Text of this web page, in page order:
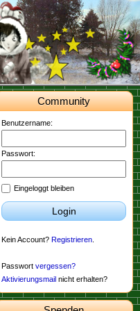
Community
Benutzername:
Passwort:
Eingeloggt bleiben
Login
Kein Account? Registrieren
Passwort vergessen?
Aktivierungsmail nicht erhalten?